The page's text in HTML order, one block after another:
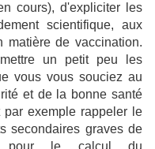
cours), d'expliciter les
scientifique, aux
matière de vaccination.
un petit peu les
vous vous souciez au
et de la bonne santé
par exemple rappeler le
secondaires graves de